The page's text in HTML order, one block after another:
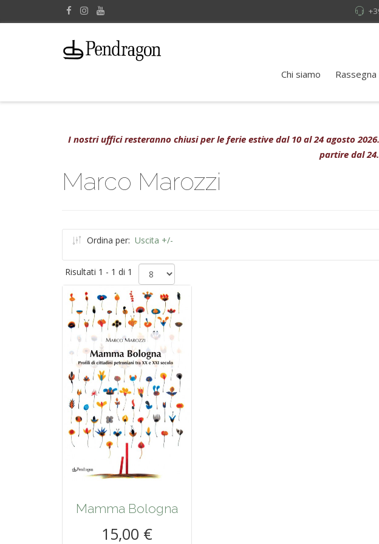
Chi siamo
I nostri uffici resteranno chiusi per le ferie estive dal 10 al 24 agosto
partire dal 24.
Marco Marozzi
Ordina per: Uscita +/-
Risultati 1 - 1 di 1
Mamma Bologna
15,00 €